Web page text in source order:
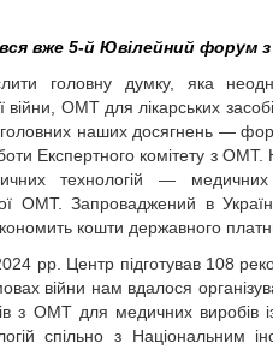
вже 5-й Ювілейний форум
головну думку, яка
ОМТ для лікарських
наших досягнень —
Експертного комітету з
технологій —
ОМТ. Запроваджений в
кошти державного
рр. Центр підготував 108
війни нам вдалося
з ОМТ для медичних виробів
спільно з Національним